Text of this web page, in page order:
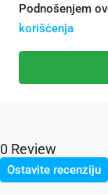
Podnošenjem
korišćenja
0 Review
Ostavite recenziju